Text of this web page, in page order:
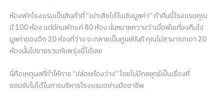
ห้องพักโรงแรมเป็นสินค้าที่ “เน่าเสียได้ในเชิงมูลค่า” ถ้าคืนนี้โรงแรมคุณ
มี 100 ห้อง แต่มีคนพักแค่ 80 ห้อง นั่นหมายความว่าเมื่อพ้นเที่ยงคืนไป
มูลค่าของอีก 20 ห้องที่ว่าง จะกลายเป็นศูนย์ทันที คุณไม่สามารถเอา 20
ห้องนั้นไปขายรวมกับพรุ่งนี้ได้เลย
นี่คือเหตุผลที่ทำให้การ “ปล่อยห้องว่าง” โดยไม่มีกลยุทธ์เป็นเรื่องที่
ยอมรับไม่ได้ในการบริหารโรงแรมอย่างมืออาชีพ